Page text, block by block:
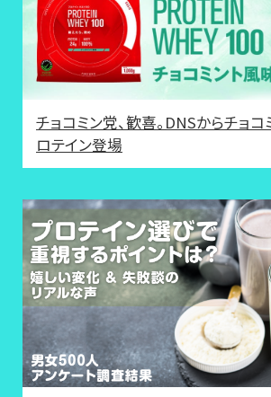
チョコミン党、歓喜。DNSからチョ
ロテイン登場